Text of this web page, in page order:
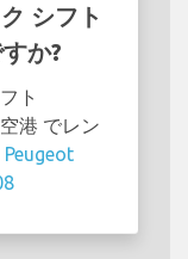
シフト
か?
ト
港 でレン
Peugeot